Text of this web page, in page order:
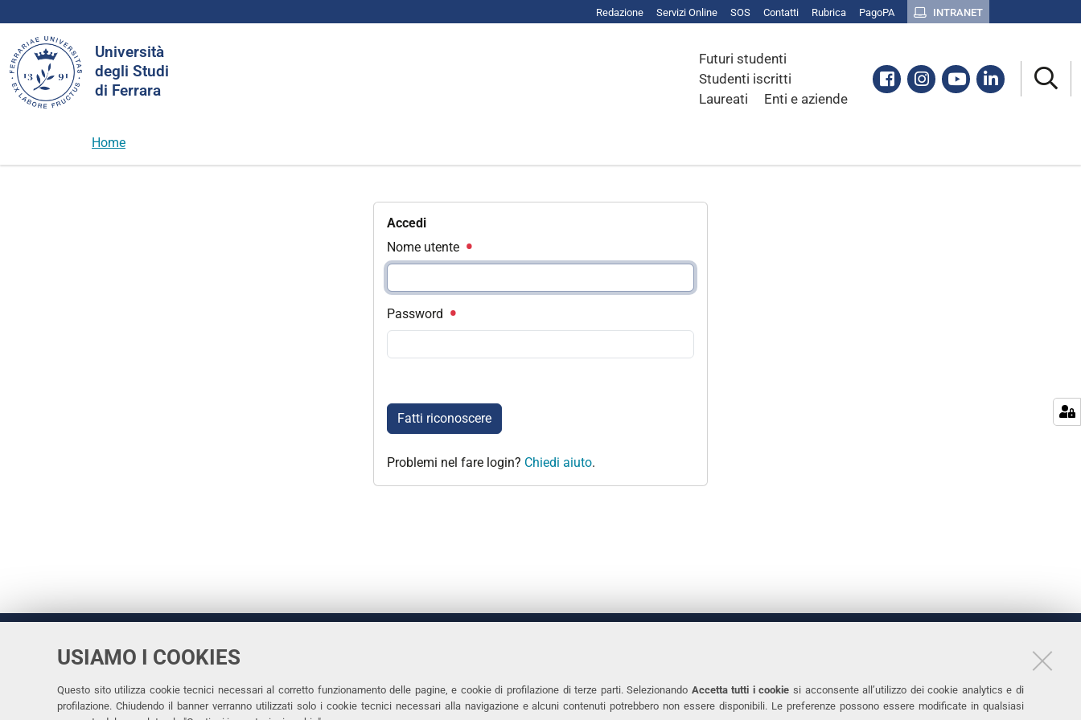
USIAMO I COOKIES
Questo sito utilizza cookie tecnici necessari al corretto funzionamento delle pagine, e cookie di profilazione di terze parti. Selezionando Accetta tutti i cookie si acconsente all’utilizzo dei cookie analytics e di
profilazione. Chiudendo il banner verranno utilizzati solo i cookie tecnici necessari alla navigazione e alcuni contenuti potrebbero non essere disponibili. Le preferenze possono essere modificate in qualsiasi
Redazione Servizi Online SOS Contatti Rubrica PagoPA INTRANET
Università
degli Studi
di Ferrara
Futuri studenti
Studenti iscritti
Laureati
Enti e aziende
Facebook
Instagram
YoutubeLinkedin
nel
sito
Home
Accedi
Nome utente
Password
Fatti riconoscere
Problemi nel fare login? Chiedi aiuto.
Università
di Ferrara
Rettrice: Prof.ssa Laura Ramaciotti
via Ludovico Ariosto, 35 - 44121 Ferrara
Tel. +39 0532 293111
Fax. +39 0532 293031
Accessibilità
Protezione dati personali